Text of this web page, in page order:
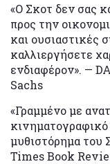
«Ο Σκοτ δεν σας
προς την
και ουσιαστικές
καλλιεργήσετε
ενδιαφέρον». —
Sachs
«Γραμμένο με
μυθιστόρημα του
Times Book